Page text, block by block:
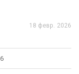
18 февр. 2026